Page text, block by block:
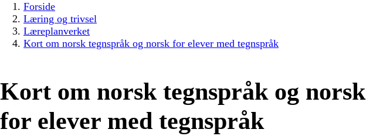
Forside
Læring og trivsel
Læreplanverket
Kort om norsk tegnspråk og norsk for elever med tegnspråk
Kort om norsk tegnspråk og norsk
for elever med tegnspråk